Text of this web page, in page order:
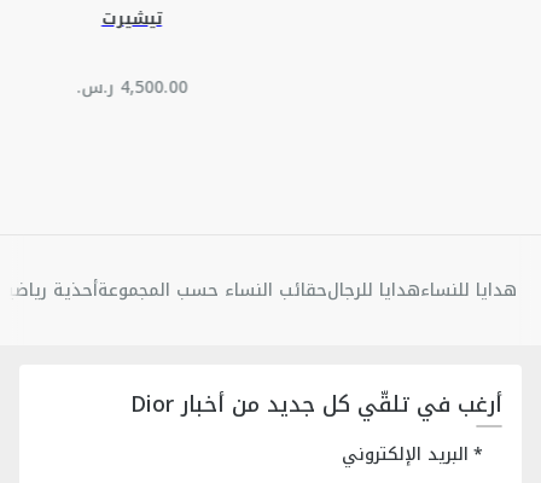
تيشيرت
‏4,500.00 ر.س.‏
هدايا للنساءهدايا للرجالحقائب النساء حسب المجموعةأحذية
أرغب في تلقّي كل جديد من أخبار Dior
البريد الإلكتروني